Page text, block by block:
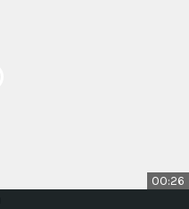
00:26